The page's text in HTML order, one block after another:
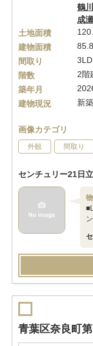
鶴
成
土地面積
建物面積
間取り
階数
2階
築年月
建物現況
新築
画像カテゴリ
外観 間取り
センチュリー21日
青葉区奈良町